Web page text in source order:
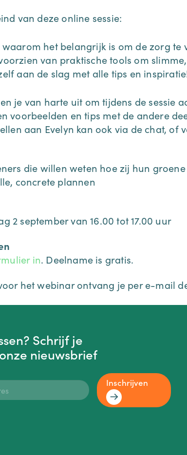
van deze online sessie:
waarom het belangrijk is om de zorg te
van praktische tools om
aan de slag met alle tips en
je van harte uit om tijdens de sessie
voorbeelden en tips met de andere
aan Evelyn kan ook via de chat,
die willen weten hoe zij hun
concrete plannen
2 september van 16.00 tot 17.00 uur
in. Deelname is gratis.
het webinar ontvang je per e-mail
Schrijf je
nieuwsbrief
Inschrijven